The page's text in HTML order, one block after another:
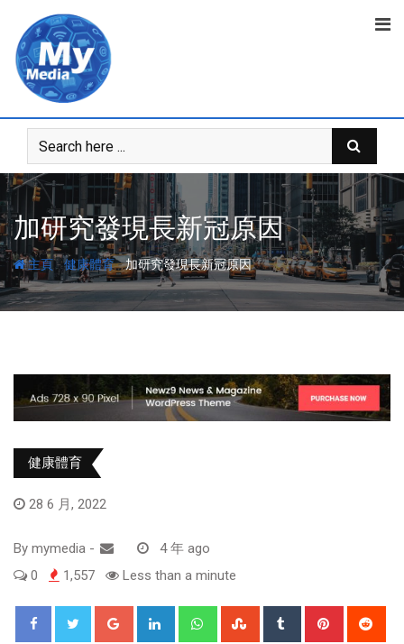
加研究發現長新冠原因
主頁-健康體育-加研究發現長新冠原因
健康體育
28 6 月, 2022
By mymedia -
4 年 ago
0
1,557 Less than a minute